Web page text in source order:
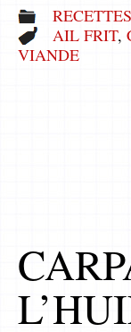
RECETTES
AIL FRIT,
VIANDE